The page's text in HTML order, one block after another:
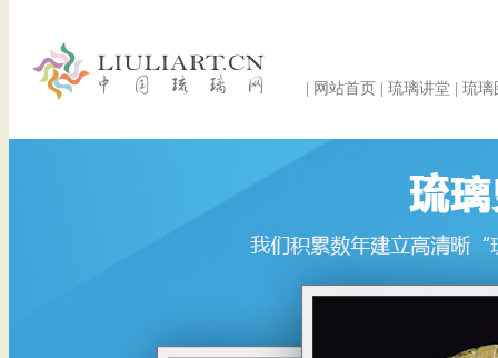
网站首页 琉璃讲堂 琉璃